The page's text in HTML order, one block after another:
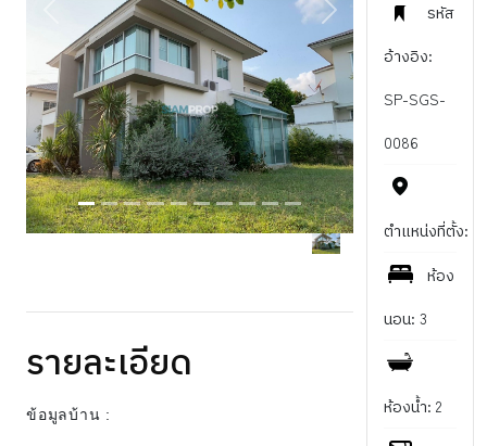
รหัส
อ้างอิง:
SP-SGS-
0086
ตำแหน่งที่ตั้ง:
ห้อง
นอน: 3
ห้องน้ำ: 2
PREVIOUS NEXT
รายละเอียด
ข้อมูลบ้าน :